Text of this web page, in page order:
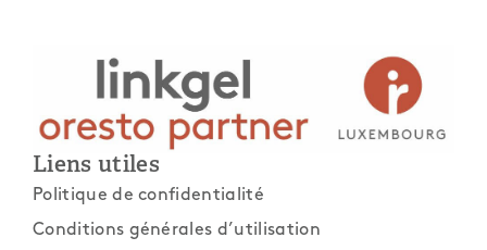
Liens utiles
Politique de confidentialité
Conditions générales d’utilisation